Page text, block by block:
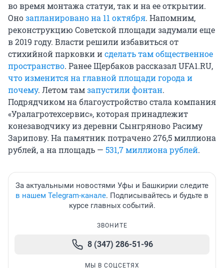
во время монтажа статуи, так и на ее открытии.
Онозапланировано на 11 октября. Напомним,
реконструкцию Советской площади задумали еще
в 2019 году. Власти решили избавиться от
стихийной парковки исделать там общественное
пространство. Ранее Щербаков рассказал UFA1.RU,
что изменится на главной площади города и
почему. Летом тамзапустили фонтан.
Подрядчиком на благоустройство стала компания
«Уралагротехсервис», которая принадлежит
конезаводчику из деревни Сынгряново Расиму
Зарипову. На памятник потрачено 276,5 миллиона
рублей, а на площадь — 531,7 миллиона рублей.
За актуальными новостями Уфы и Башкирии следите
в нашем Telegram-канале. Подписывайтесь и будьте в
курсе главных событий.
ЗВОНИТЕ
8 (347) 286-51-96
МЫ В СОЦСЕТЯХ